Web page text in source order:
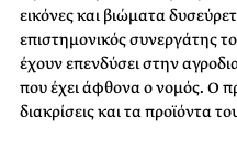
εικόνες και βιώματα
επιστημονικός συνεργάτης
έχουν επενδύσει στην
που έχει άφθονα ο νομός. Ο
διακρίσεις και τα προϊόντα